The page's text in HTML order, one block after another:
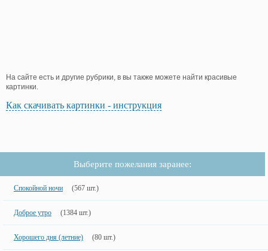
На сайте есть и другие рубрики, в вы также можете найти красивые
картинки.
Как скачивать картинки - инструкция
Выберите пожелания заранее:
Спокойной ночи (567 шт.)
Доброе утро (1384 шт.)
Хорошего дня (летние) (80 шт.)